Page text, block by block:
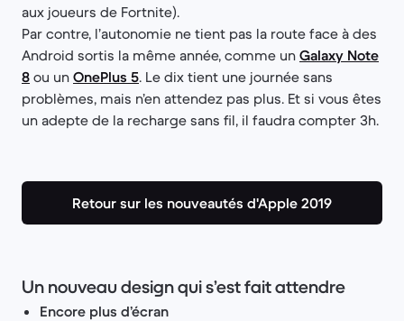
aux joueurs de Fortnite).
Par contre, l’autonomie ne tient pas la route face à des
Android sortis la même année, comme un Galaxy Note
8 ou un OnePlus 5. Le dix tient une journée sans
problèmes, mais n’en attendez pas plus. Et si vous êtes
un adepte de la recharge sans fil, il faudra compter 3h.
Retour sur les nouveautés d'Apple 2019
Un nouveau design qui s’est fait attendre
Encore plus d’écran